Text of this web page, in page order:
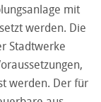
mit
werden. Die
Stadtwerke
werden. Der für